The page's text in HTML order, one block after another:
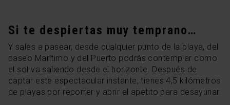
Si te despiertas muy temprano…
Y sales a pasear, desde cualquier punto de la playa, del
paseo Marítimo y del Puerto podrás contemplar como
el sol va saliendo desde el horizonte. Después de
captar este espectacular instante, tienes 4,5 kilómetros
de playas por recorrer y abrir el apetito para desayunar.